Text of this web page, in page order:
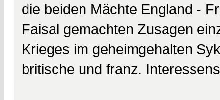
die beiden Mächte England -
Faisal gemachten Zusagen
Krieges im geheimgehalten
britische und franz.